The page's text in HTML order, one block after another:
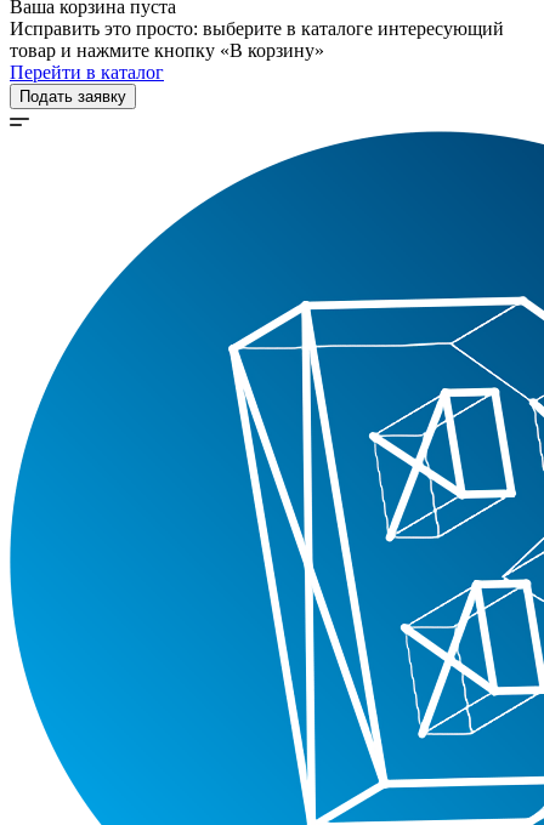
Ваша корзина пуста
Исправить это просто: выберите в каталоге интересующий
товар и нажмите кнопку «В корзину»
Перейти в каталог
Подать заявку